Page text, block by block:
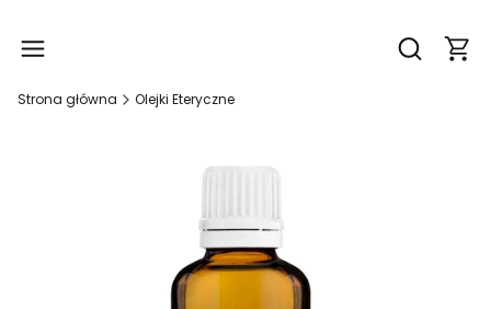
Otwórz
Strona główna Olejki Eteryczne